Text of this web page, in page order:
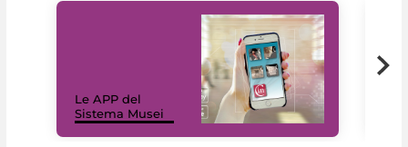
Le APP del
Sistema Musei